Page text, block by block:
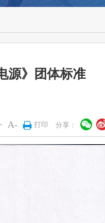
源》团体标准
A- 打印 分享：